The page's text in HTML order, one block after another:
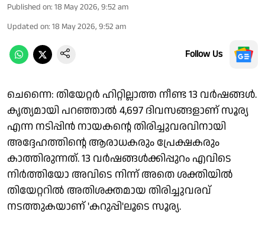
Published on: 18 May 2026, 9:52 am
Updated on: 18 May 2026, 9:52 am
Follow Us
ചെന്നൈ: തിയേറ്റർ ഹിറ്റില്ലാത്ത നീണ്ട 13 വർഷങ്ങൾ.
കൃത്യമായി പറഞ്ഞാൽ 4,697 ദിവസങ്ങളാണ് സൂര്യ
എന്ന നടിപ്പിൻ നായകന്റെ തിരിച്ചുവരവിനായി
അദ്ദേഹത്തിന്റെ ആരാധകരും പ്രേക്ഷകരും
കാത്തിരുന്നത്. 13 വർഷങ്ങൾക്കിപ്പുറം എവിടെ
നിർത്തിയോ അവിടെ നിന്ന് അതെ ശക്തിയിൽ
തിയേറ്ററിൽ അതിശക്തമായ തിരിച്ചുവരവ്
നടത്തുകയാണ് 'കറുപ്പി'ലൂടെ സൂര്യ.